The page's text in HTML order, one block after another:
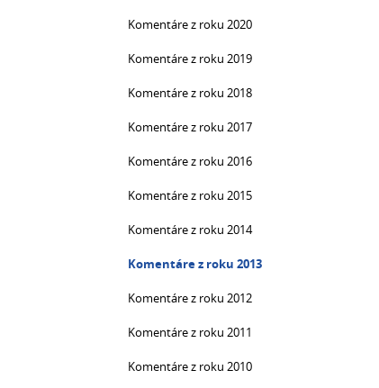
Komentáre z roku 2020
Komentáre z roku 2019
Komentáre z roku 2018
Komentáre z roku 2017
Komentáre z roku 2016
Komentáre z roku 2015
Komentáre z roku 2014
Komentáre z roku 2013
Komentáre z roku 2012
Komentáre z roku 2011
Komentáre z roku 2010